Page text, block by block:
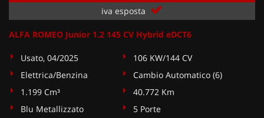
iva esposta
ALFA ROMEO Junior 1.2 145 CV Hybrid eDCT6
Usato, 04/2025
106 KW/144 CV
Elettrica/Benzina
Cambio Automatico (6)
1.199 Cm³
40.772 Km
Blu Metallizzato
5 Porte